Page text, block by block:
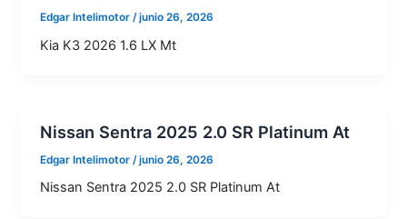
Edgar Intelimotor /junio 26, 2026
Kia K3 2026 1.6 LX Mt
Nissan Sentra 2025 2.0 SR Platinum At
Edgar Intelimotor /junio 26, 2026
Nissan Sentra 2025 2.0 SR Platinum At